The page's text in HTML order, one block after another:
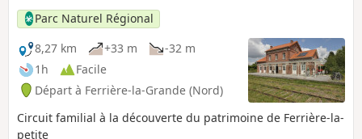
Parc Naturel Régional
8,27 km
+33 m
-32 m
1h
Facile
Départ à Ferrière-la-Grande (Nord)
Circuit familial à la découverte du patrimoine de Ferrière-la-
petite